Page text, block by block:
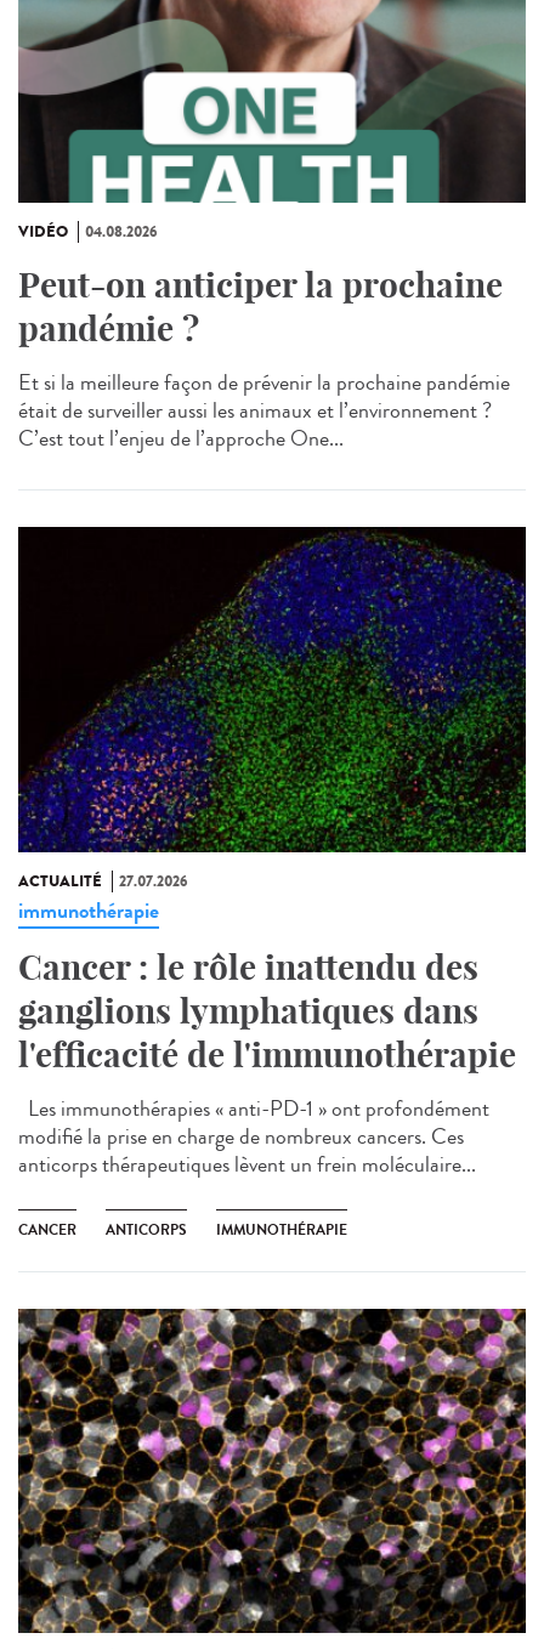
VIDÉO 04.08.2026
Peut-on anticiper la prochaine
pandémie ?
Et si la meilleure façon de prévenir la prochaine pandémie
était de surveiller aussi les animaux et l’environnement ?
C’est tout l’enjeu de l’approche One...
ACTUALITÉ 27.07.2026
immunothérapie
Cancer : le rôle inattendu des
ganglions lymphatiques dans
l'efficacité de l'immunothérapie
Les immunothérapies « anti-PD-1 » ont profondément
modifié la prise en charge de nombreux cancers. Ces
anticorps thérapeutiques lèvent un frein moléculaire...
CANCER ANTICORPS IMMUNOTHÉRAPIE